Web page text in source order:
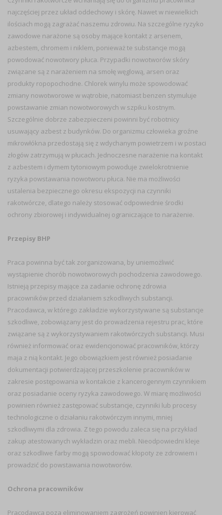
najczęściej przez układ oddechowy i skórę. Nawet w niewielkich
ilościach mogą zagrażać naszemu zdrowiu. Na szczególne ryzyko
zawodowe narażone są osoby mające kontakt z arsenem,
azbestem, chromem i niklem, ponieważ te substancje mogą
powodować nowotwory płuca. Przypadki nowotworów skóry
związane są z narażeniem na smołę węglową, arsen oraz
produkty ropopochodne. Chlorek winylu może spowodować
zmiany nowotworowe w wątrobie, natomiast benzen stymuluje
powstawanie zmian nowotworowych w szpiku kostnym.
Szczególnie dobrze zabezpieczeni powinni być robotnicy
usuwający azbest z budynków. Do organizmu człowieka groźne
mikrowłókna przedostają się z wdychanym powietrzem i w postaci
złogów zatrzymują w płucach. Jednoczesne narażenie na kontakt
z azbestem i dymem tytoniowym powoduje zwielokrotnienie
ryzyka powstawania nowotworu płuca. Nie ma możliwości
ustalenia bezpiecznego okresu ekspozycji na czynniki
rakotwórcze, dlatego należy stosować odpowiednie środki
ochrony zbiorowej i indywidualnej ograniczające to narażenie.
Przepisy BHP
Praca powinna być tak zorganizowana, by uniemożliwić
wystąpienie chorób nowotworowych pochodzenia zawodowego.
Istnieją przepisy mające za zadanie ochronę zdrowia
pracowników przed działaniem szkodliwych substancji.
Pracodawca, w którego zakładzie wykorzystywane są substancje
szkodliwe, zobowiązany jest do prowadzenia rejestru prac, które
związane są z wykorzystywaniem rakotwórczych substancji. Musi
również informować oraz ewidencjonować pracowników, którzy
maja z nią kontakt. Jego obowiązkiem jest również posiadanie
dokumentacji potwierdzającej przeszkolenie pracowników w
zakresie postępowania w kontakcie z kancerogennym czynnikiem
oraz posiadanie oceny ryzyka zawodowego. W miarę możliwości
powinien również zastępować substancje, czynniki lub procesy
technologiczne o działaniu rakotwórczym innymi, mniej
szkodliwymi dla zdrowia. Z tego powodu zaleca się na przykład
zakup atestowanych wykładzin oraz mebli. Nieodpowiedni kleje
oraz szkodliwe farby mogą spowodować kłopoty ze zdrowiem i
prowadzić do powstawania nowotworów.
Ochrona pracowników
Pracodawca poza eliminowaniem zagrożeń powinien kierować